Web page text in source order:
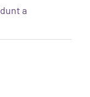
a